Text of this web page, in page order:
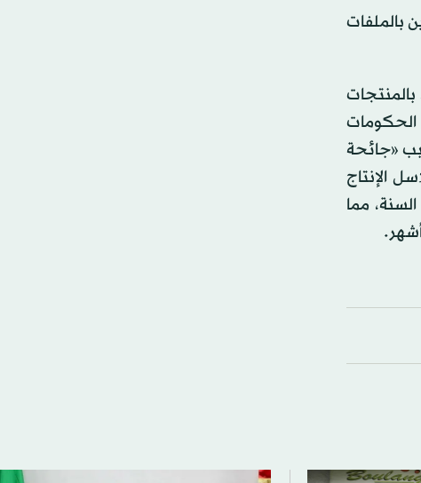
بالملفات
الحكومات
سواء خلال فترة الهجمات الإرهابية التي تلت سنة 2011، أو بسبب «جائحة
الإنتاج
مما